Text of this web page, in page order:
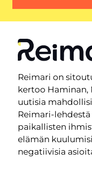
Reimari on
kertoo Haminan,
uutisia
Reimari-
paikallisten
elämän
negatiivisia